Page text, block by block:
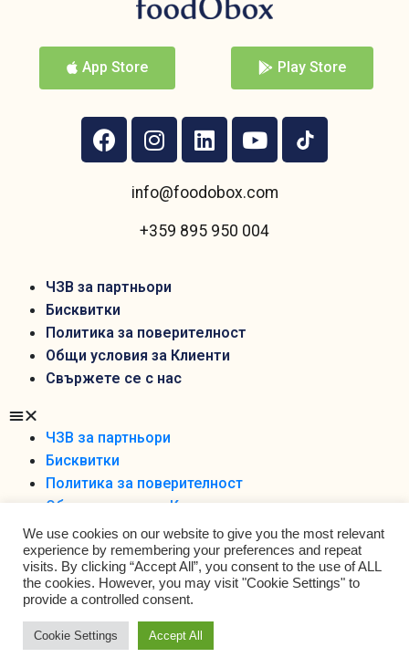
App Store Play Store
info@foodobox.com
+359 895 950 004
ЧЗВ за партньори
Бисквитки
Политика за поверителност
Общи условия за Клиенти
Свържете се с нас
ЧЗВ за партньори
Бисквитки
Политика за поверителност
Общи условия за Клиенти
Свържете се с нас
Foodobox 2021 Ltd ©
We use cookies on our website to give you the most relevant
experience by remembering your preferences and repeat
visits. By clicking “Accept All”, you consent to the use of ALL
the cookies. However, you may visit "Cookie Settings" to
provide a controlled consent.
Cookie Settings Accept All